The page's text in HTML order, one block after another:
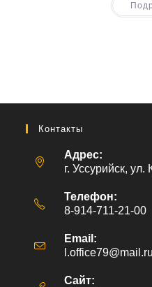
Контакты
Адрес:
г. Уссурийск,
Телефон:
8-914-711-21-00
Email:
l.office79@mail.ru
Сайт: